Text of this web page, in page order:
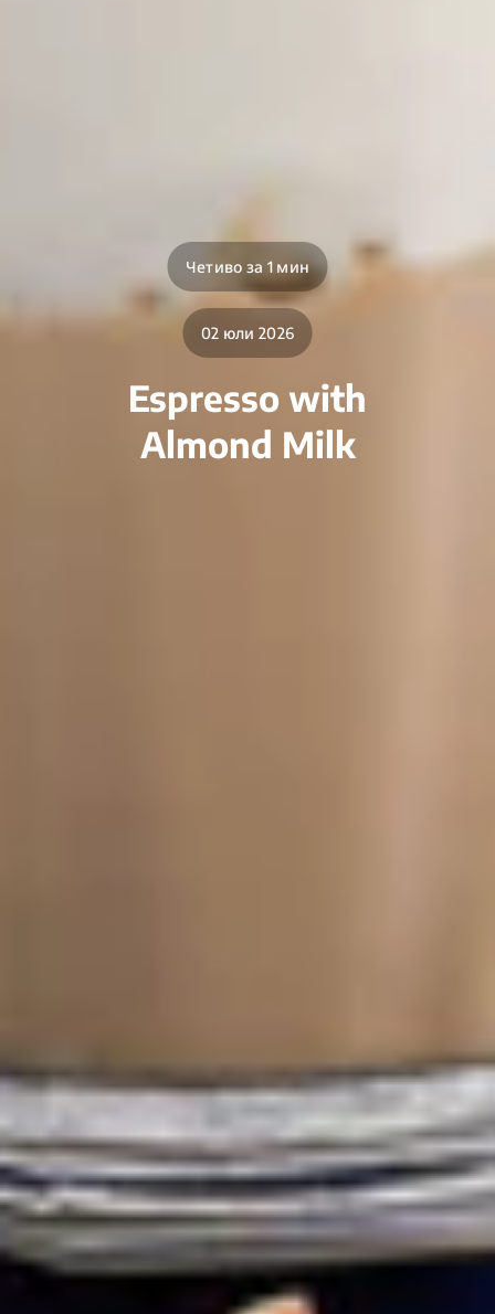
Четиво за 1 мин
02 юли 2026
Espresso with
Almond Milk